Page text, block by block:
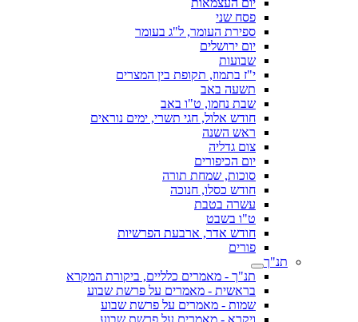
יום העצמאות
פסח שני
ספירת העומר, ל"ג בעומר
יום ירושלים
שבועות
י"ז בתמוז, תקופת בין המצרים
תשעה באב
שבת נחמו, ט"ו באב
חודש אלול, חגי תשרי, ימים נוראים
ראש השנה
צום גדליה
יום הכיפורים
סוכות, שמחת תורה
חודש כסלו, חנוכה
עשרה בטבת
ט"ו בשבט
חודש אדר, ארבעת הפרשיות
פורים
תנ"ך
תנ"ך - מאמרים כלליים, ביקורת המקרא
בראשית - מאמרים על פרשת שבוע
שמות - מאמרים על פרשת שבוע
ויקרא - מאמרים על פרשת שבוע